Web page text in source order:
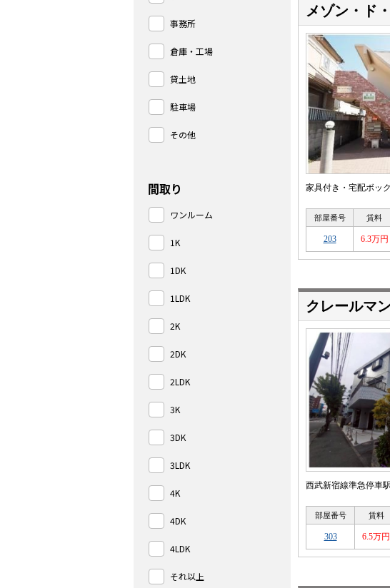
メゾン・ド
家具付き・宅配ボッ
部屋番号 賃料
203 6.3万円
クレールマ
西武新宿線準急停車
部屋番号 賃料
303 6.5万円
事務所
倉庫・工場
貸土地
駐車場
その他
間取り
ワンルーム
1K
1DK
1LDK
2K
2DK
2LDK
3K
3DK
3LDK
4K
4DK
4LDK
それ以上